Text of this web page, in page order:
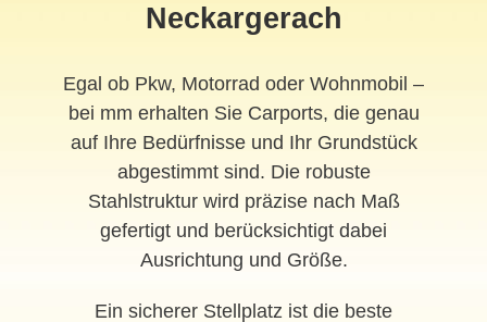
Neckargerach
Egal ob Pkw, Motorrad oder Wohnmobil –
bei mm erhalten Sie Carports, die genau
auf Ihre Bedürfnisse und Ihr Grundstück
abgestimmt sind. Die robuste
Stahlstruktur wird präzise nach Maß
gefertigt und berücksichtigt dabei
Ausrichtung und Größe.
Ein sicherer Stellplatz ist die beste